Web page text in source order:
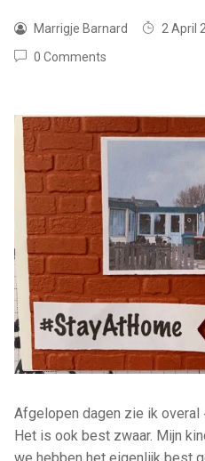
Marrigje Barnard 2 April
0 Comments
Afgelopen dagen zie ik overal
Het is ook best zwaar. Mijn
we hebben het eigenlijk best